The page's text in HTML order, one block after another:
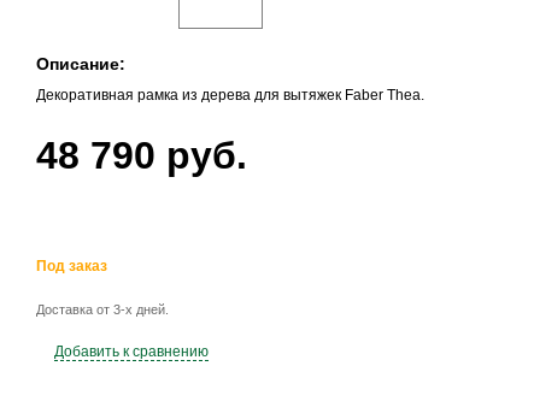
Описание:
Декоративная рамка из дерева для вытяжек Faber Thea.
48 790 руб.
Под заказ
Доставка от 3-х дней.
Добавить к сравнению